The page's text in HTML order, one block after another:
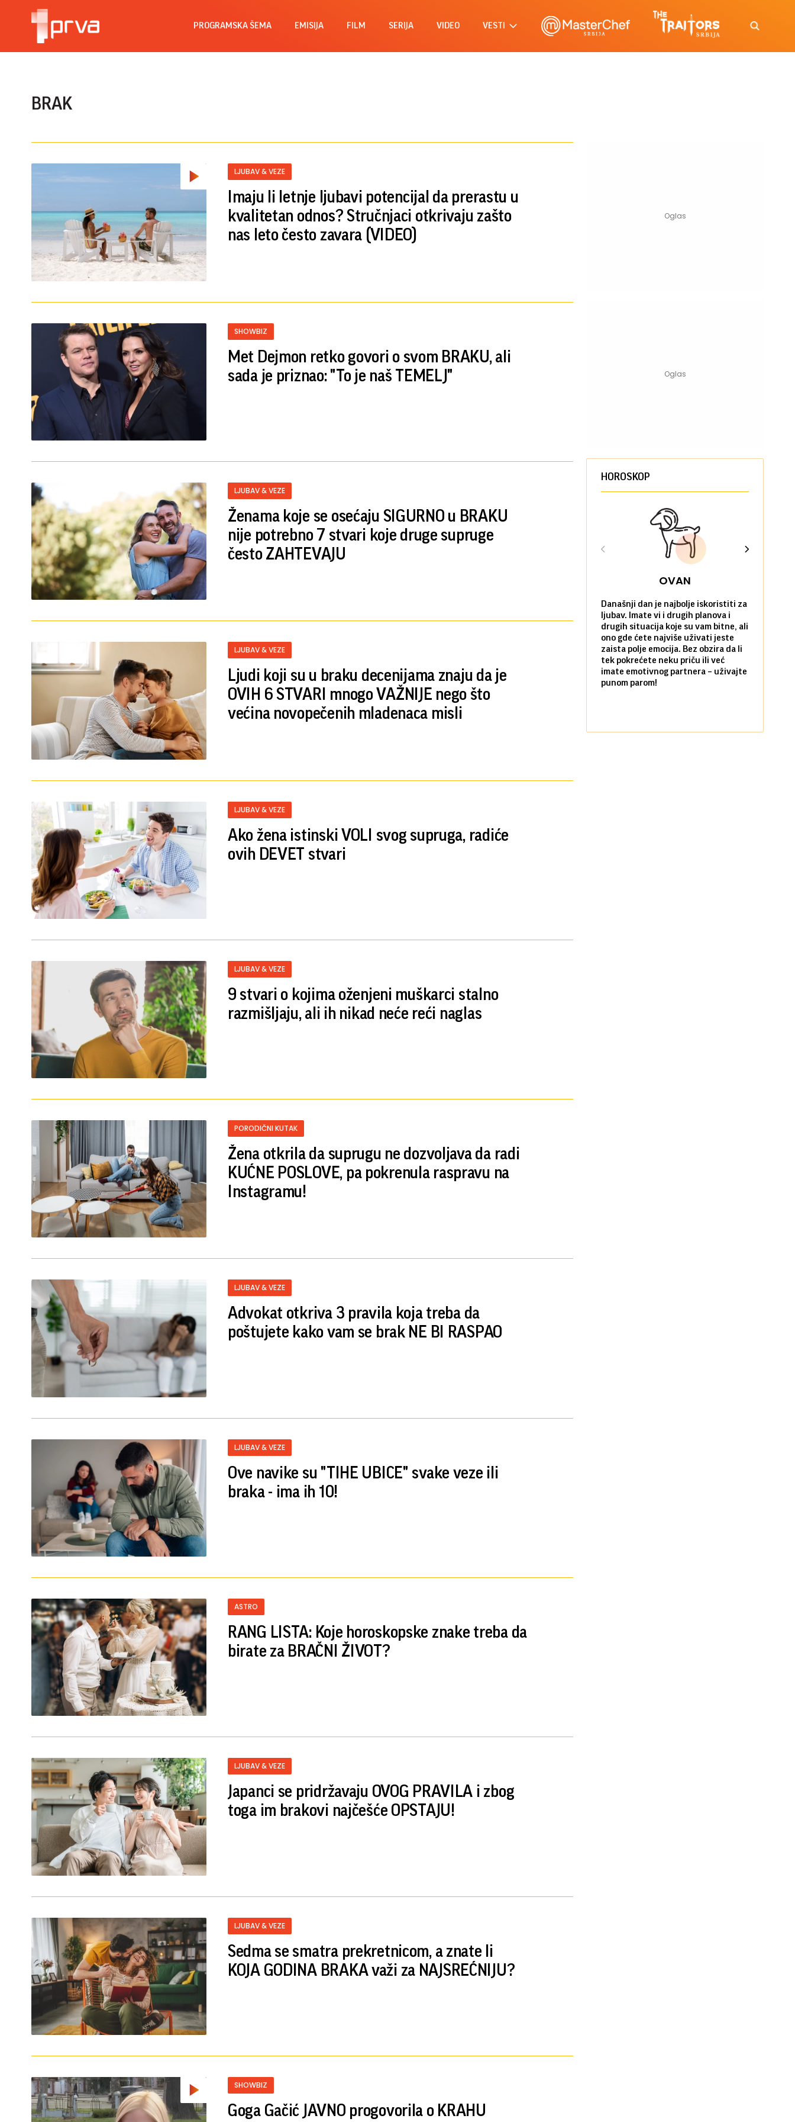
PROGRAMSKA ŠEMA EMISIJA FILM SERIJA VIDEO VESTI
BRAK
LJUBAV & VEZE
Imaju li letnje ljubavi potencijal da prerastu u
kvalitetan odnos? Stručnjaci otkrivaju zašto
nas leto često zavara (VIDEO)
SHOWBIZ
Met Dejmon retko govori o svom BRAKU, ali
sada je priznao: "To je naš TEMELJ"
LJUBAV & VEZE
Ženama koje se osećaju SIGURNO u BRAKU
nije potrebno 7 stvari koje druge supruge
često ZAHTEVAJU
LJUBAV & VEZE
Ljudi koji su u braku decenijama znaju da je
OVIH 6 STVARI mnogo VAŽNIJE nego što
većina novopečenih mladenaca misli
LJUBAV & VEZE
Ako žena istinski VOLI svog supruga, radiće
ovih DEVET stvari
LJUBAV & VEZE
9 stvari o kojima oženjeni muškarci stalno
razmišljaju, ali ih nikad neće reći naglas
PORODIČNI KUTAK
Žena otkrila da suprugu ne dozvoljava da radi
KUĆNE POSLOVE, pa pokrenula raspravu na
Instagramu!
LJUBAV & VEZE
Advokat otkriva 3 pravila koja treba da
poštujete kako vam se brak NE BI RASPAO
LJUBAV & VEZE
Ove navike su "TIHE UBICE" svake veze ili
braka - ima ih 10!
ASTRO
RANG LISTA: Koje horoskopske znake treba da
birate za BRAČNI ŽIVOT?
LJUBAV & VEZE
Japanci se pridržavaju OVOG PRAVILA i zbog
toga im brakovi najčešće OPSTAJU!
LJUBAV & VEZE
Sedma se smatra prekretnicom, a znate li
KOJA GODINA BRAKA važi za NAJSREĆNIJU?
SHOWBIZ
Goga Gačić JAVNO progovorila o KRAHU
HOROSKOP
OVAN
Današnji dan je najbolje iskoristiti za
ljubav. Imate vi i drugih planova i
drugih situacija koje su vam bitne, ali
ono gde ćete najviše uživati jeste
zaista polje emocija. Bez obzira da li
tek pokrećete neku priču ili već
imate emotivnog partnera – uživajte
punom parom!